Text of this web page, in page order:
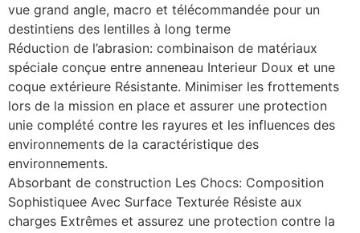
vue grand angle, macro et télécommandée pour un
destintiens des lentilles à long terme
Réduction de l’abrasion: combinaison de matériaux
spéciale conçue entre anneneau Interieur Doux et une
coque extérieure Résistante. Minimiser les frottements
lors de la mission en place et assurer une protection
unie complété contre les rayures et les influences des
environnements de la caractéristique des
environnements.
Absorbant de construction Les Chocs: Composition
Sophistiquee Avec Surface Texturée Résiste aux
charges Extrêmes et assurez une protection contre la